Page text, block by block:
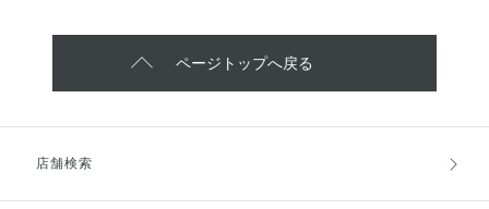
ページトップへ戻る
店舗検索